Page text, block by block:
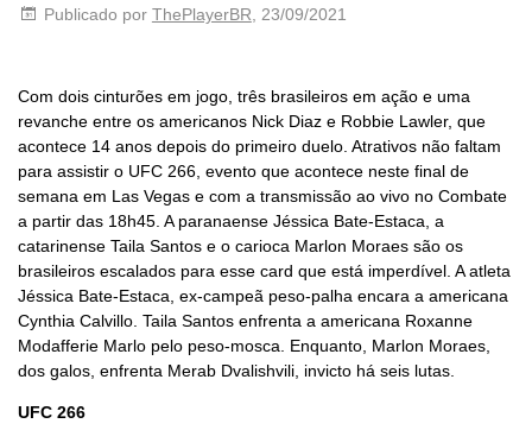
Publicado por ThePlayerBR , 23/09/2021
Com dois cinturões em jogo, três brasileiros em ação e uma
revanche entre os americanos Nick Diaz e Robbie Lawler, que
acontece 14 anos depois do primeiro duelo. Atrativos não faltam
para assistir o UFC 266, evento que acontece neste final de
semana em Las Vegas e com a transmissão ao vivo no Combate
a partir das 18h45. A paranaense Jéssica Bate-Estaca, a
catarinense Taila Santos e o carioca Marlon Moraes são os
brasileiros escalados para esse card que está imperdível. A atleta
Jéssica Bate-Estaca, ex-campeã peso-palha encara a americana
Cynthia Calvillo. Taila Santos enfrenta a americana Roxanne
Modafferie Marlo pelo peso-mosca. Enquanto, Marlon Moraes,
dos galos, enfrenta Merab Dvalishvili, invicto há seis lutas.
UFC 266